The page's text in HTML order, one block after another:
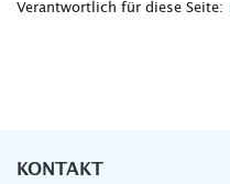
Verantwortlich für diese Seite:
KONTAKT